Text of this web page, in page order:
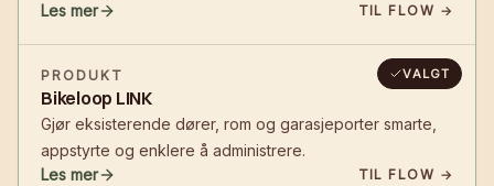
Les mer
TIL FLOW →
VALGT
PRODUKT
Bikeloop LINK
Gjør eksisterende dører, rom og garasjeporter smarte,
appstyrte og enklere å administrere.
Les mer
TIL FLOW →